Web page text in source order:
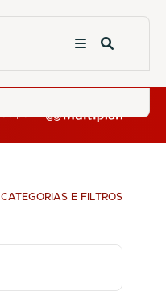
CATEGORIAS E FILTROS